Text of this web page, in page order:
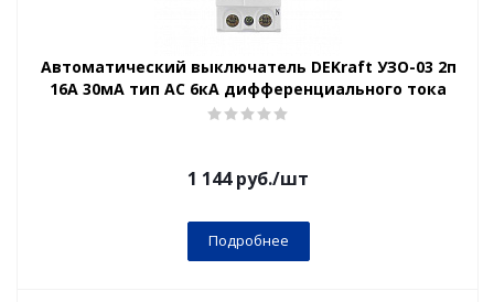
Автоматический выключатель DEKraft УЗО-03 2п
16А 30мА тип AC 6кА дифференциального тока
1 144руб./шт
Подробнее